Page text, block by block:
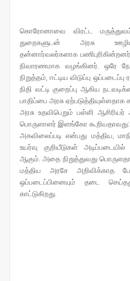
கொரோனாவை விரட்ட
துறைகளுடன் அரசு
தன்னார்வலர்களாக
நிவாரணமாக வழங்கினர். ஒரே
நிறுத்தம், ஈட்டிய விடுப்பு
நிதி வட்டி குறைப்பு ஆகிய
பாதிப்பை அரசு ஏற்படுத்தியுள்ளதாக
அரசு உதவிபெறும் பள்ளி
பொருளாளர் இளங்கோ கூறியதாவது:
அகவிலைப்படி என்பது மத்திய,
உயர்வு குறியீடுகள்
ஆகும். அதை நிறுத்துவது
மத்திய அரசே அறிவிக்காத
ஒப்படைப்பினையும் தடை
காட்டுகிறது.